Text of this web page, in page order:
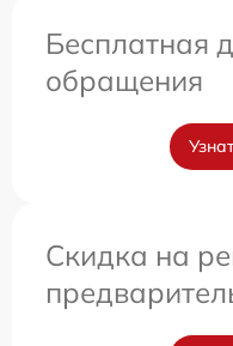
Бесплатная
обращения
Скидка на